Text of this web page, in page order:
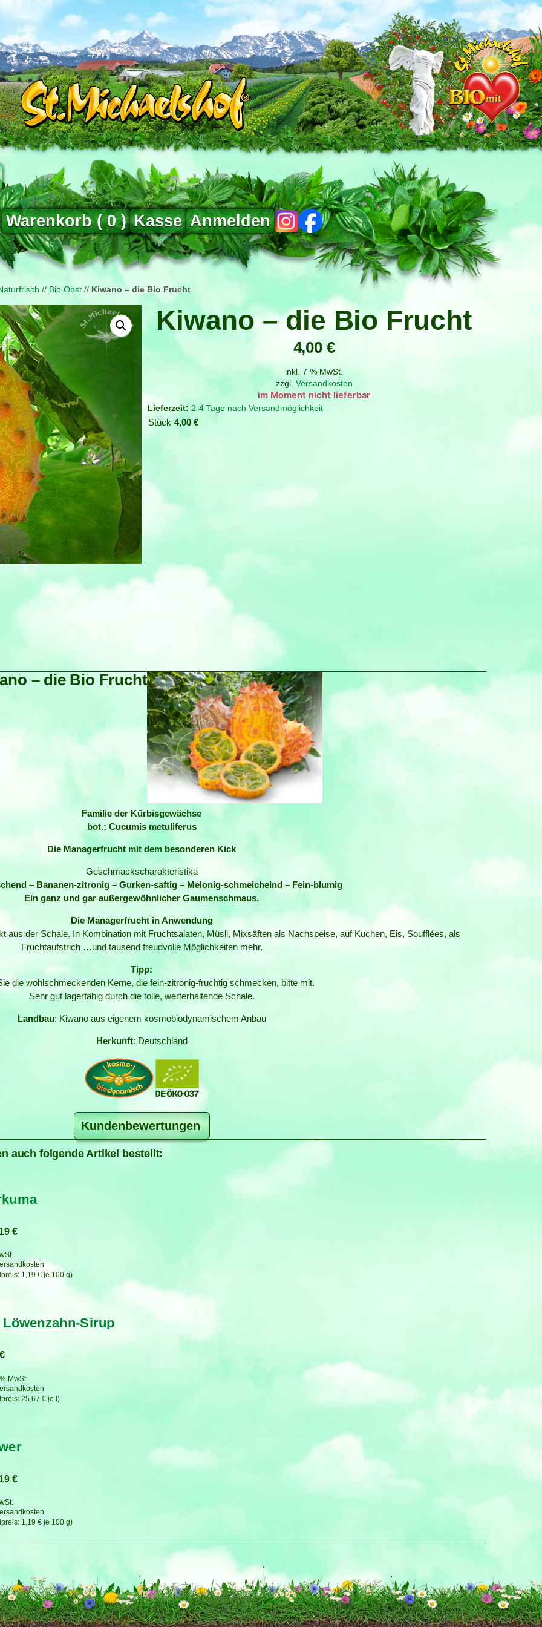
Warenkorb (0) Kasse
ig fb
Anmelden
// Bio Obst // Kiwano – die Bio Frucht
Kiwano – die Bio Frucht
4,00 €
inkl. 7 % MwSt.
zzgl. Versandkosten
Verfügbar bei Nachbestellung
2-4 Tage nach Versandmöglichkeit
Stück 4,00 €
– die Bio Frucht
Familie der Kürbisgewächse
bot.: Cucumis metuliferus
Die Managerfrucht mit dem besonderen Kick
Geschmackscharakteristika
– Bananen-zitronig – Gurken-saftig – Melonig-schmeichelnd – Fein-blumig
Ein ganz und gar außergewöhnlicher Gaumenschmaus.
Die Managerfrucht in Anwendung
aus der Schale. In Kombination mit Fruchtsalaten, Müsli, Mixsäften als Nachspeise, auf Kuchen, Eis, Soufflées, als
Fruchtaufstrich …und tausend freudvolle Möglichkeiten mehr.
Tipp:
die wohlschmeckenden Kerne, die fein-zitronig-fruchtig schmecken, bitte mit.
Sehr gut lagerfähig durch die tolle, werterhaltende Schale.
Landbau: Kiwano aus eigenem kosmobiodynamischem Anbau
Herkunft: Deutschland
Kundenbewertungen
auch folgende Artikel bestellt:
€
1,19 € je 100 g
Sirup
€
25,67 € je l
MwSt.
€
1,19 € je 100 g